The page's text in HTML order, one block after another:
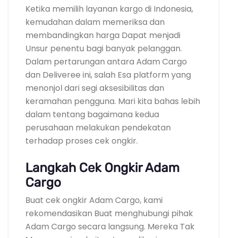
Ketika memilih layanan kargo di Indonesia,
kemudahan dalam memeriksa dan
membandingkan harga Dapat menjadi
Unsur penentu bagi banyak pelanggan.
Dalam pertarungan antara Adam Cargo
dan Deliveree ini, salah Esa platform yang
menonjol dari segi aksesibilitas dan
keramahan pengguna. Mari kita bahas lebih
dalam tentang bagaimana kedua
perusahaan melakukan pendekatan
terhadap proses cek ongkir.
Langkah Cek Ongkir Adam
Cargo
Buat cek ongkir Adam Cargo, kami
rekomendasikan Buat menghubungi pihak
Adam Cargo secara langsung. Mereka Tak